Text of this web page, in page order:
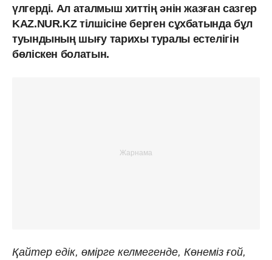
үлгерді. Ал аталмыш хиттің әнін жазған сазгер
KAZ.NUR.KZ тілшісіне берген сұхбатында бұл
туындының шығу тарихы туралы естелігін
бөліскен болатын.
Қайтер едік, өмірге келмегенде, Көнеміз ғой,